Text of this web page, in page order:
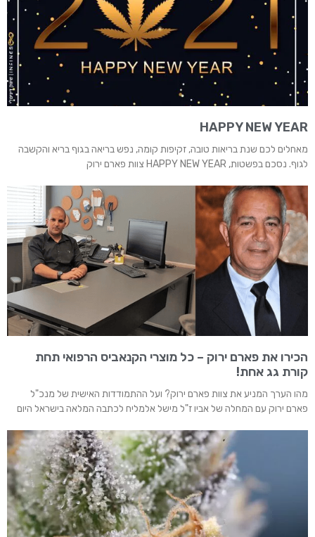
HAPPY NEW YEAR
מאחלים לכם שנת בריאות טובה, זקיפות קומה, נפש בריאה בגוף בריא והקשבה
לגוף. נסכם בפשטות, HAPPY NEW YEAR צוות פארם ירוק
הכירו את פארם ירוק – כל מוצרי הקנאביס הרפואי תחת
קורת גג אחת!
מהו הערך המניע את צוות פארם ירוק? ועל ההתמודדות האישית של מנכ"ל
פארם ירוק עם המחלה של אביו ז"ל מישל אלמליח לכתבה המלאה בישראל היום